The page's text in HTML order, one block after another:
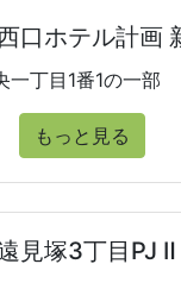
口ホテル計画
一丁目1番1の一部
もっと見る
見塚3丁目PJ